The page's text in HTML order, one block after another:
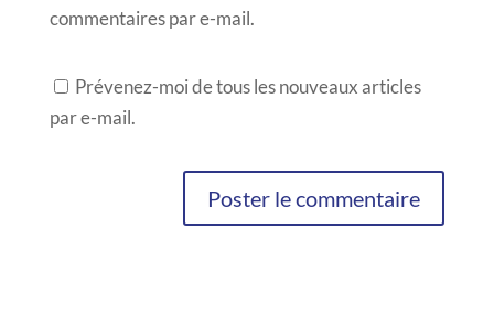
commentaires par e-mail.
Prévenez-moi de tous les nouveaux articles
par e-mail.